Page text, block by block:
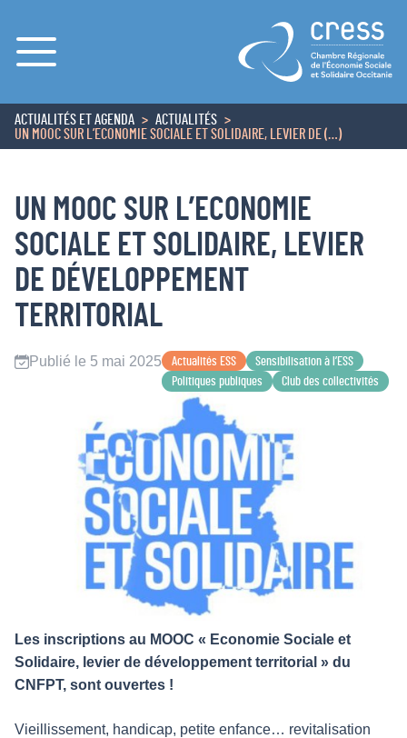
Menu
ACCUEIL
ACTUALITÉS ET AGENDA
ACTUALITÉS
UN MOOC SUR L’ECONOMIE SOCIALE ET SOLIDAIRE, LEVIER DE (…)
UN MOOC SUR L’ECONOMIE
SOCIALE ET SOLIDAIRE, LEVIER
DE DÉVELOPPEMENT
TERRITORIAL
Publié le 5 mai 2025 Actualités ESS
Sensibilisation à l’ESS
Politiques publiques
Club des collectivités
Les inscriptions au MOOC « Economie Sociale et
Solidaire, levier de développement territorial » du
CNFPT, sont ouvertes !
Vieillissement, handicap, petite enfance… revitalisation